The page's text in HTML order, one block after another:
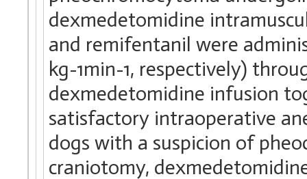
dexmedetomidine
and remifentanil were
kg-1min-1, respectively)
dexmedetomidine infusion
satisfactory intraoperative
dogs with a suspicion of
craniotomy,